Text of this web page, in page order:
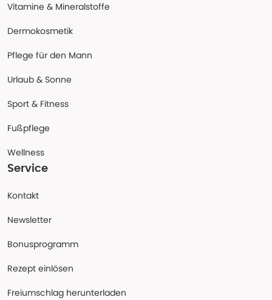
Vitamine & Mineralstoffe
Dermokosmetik
Pflege für den Mann
Urlaub & Sonne
Sport & Fitness
Fußpflege
Wellness
Service
Kontakt
Newsletter
Bonusprogramm
Rezept einlösen
Freiumschlag herunterladen